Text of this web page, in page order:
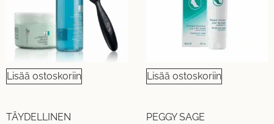
Lisää ostoskoriin
TÄYDELLINEN
Lisää ostoskoriin
PEGGY SAGE